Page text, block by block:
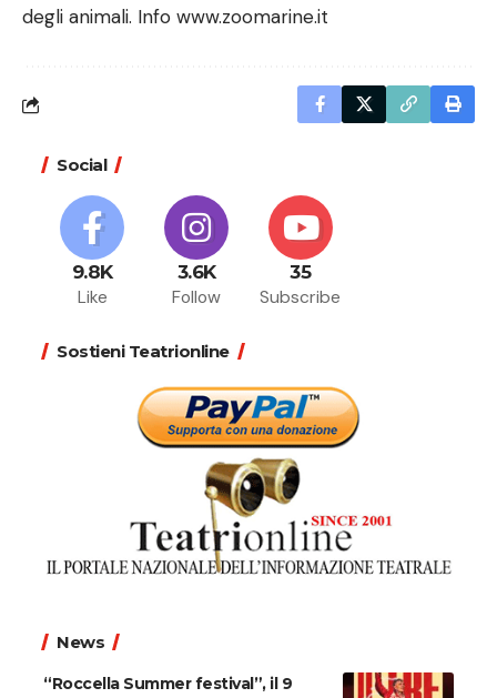
degli animali. Info www.zoomarine.it
Social
9.8K
Like
3.6K
Follow
35
Subscribe
Sostieni Teatrionline
News
“Roccella Summer festival”, il 9